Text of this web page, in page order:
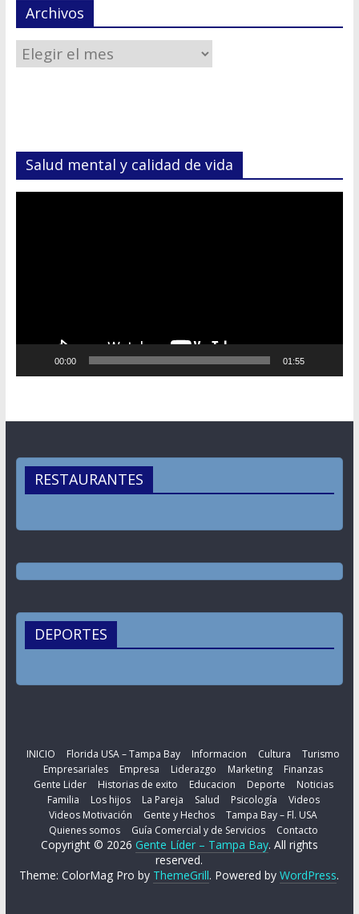
Archivos
Salud mental y calidad de vida
00:00 01:55
RESTAURANTES
DEPORTES
INICIO Florida USA – Tampa Bay Informacion Cultura
Turismo
Empresariales
Empresa Liderazgo Marketing
Finanzas
Gente Lider
Historias de exito Educacion Deporte
Noticias
Familia
Los hijos La Pareja Salud Psicología
Videos
Videos Motivación
Gente y Hechos
Tampa Bay – Fl. USA
Quienes somos
Guía Comercial y de Servicios Contacto
Copyright © 2026 Gente Líder – Tampa Bay. All rights
reserved.
Theme: ColorMag Pro by ThemeGrill. Powered byWordPress.